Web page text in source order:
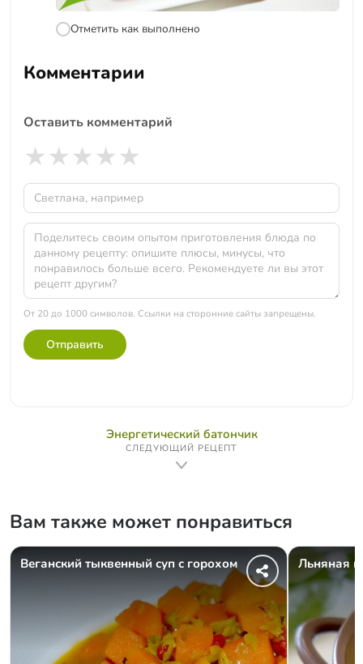
Отметить как выполнено
Комментарии
Оставить комментарий
★★★★★
От 20 до 1000 символов. Ссылки на сторонние сайты запрещены.
Отправить
Энергетический батончик
СЛЕДУЮЩИЙ РЕЦЕПТ
Вам также может понравиться
Веганский тыквенный суп с горохом Льняная